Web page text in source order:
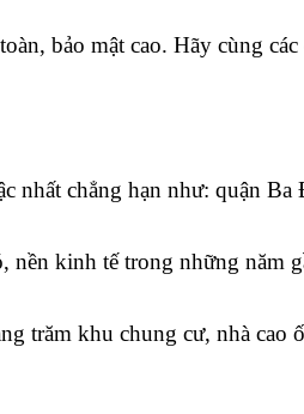
bảo mật cao. Hãy cùng các
nhất chẳng hạn như: quận
kinh tế trong những năm
trăm khu chung cư, nhà cao